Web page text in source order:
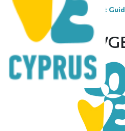
You are here: Home Tourist
ANDRI
KONGOTTI